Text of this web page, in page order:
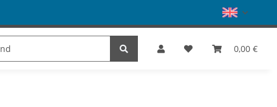
0,00 €